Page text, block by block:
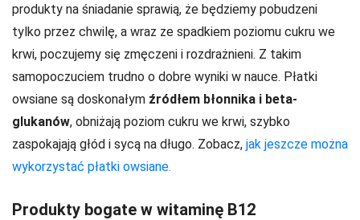
produkty na śniadanie sprawią, że będziemy pobudzeni
tylko przez chwilę, a wraz ze spadkiem poziomu cukru we
krwi, poczujemy się zmęczeni i rozdrażnieni. Z takim
samopoczuciem trudno o dobre wyniki w nauce. Płatki
owsiane są doskonałym źródłem błonnika i beta-
glukanów, obniżają poziom cukru we krwi, szybko
zaspokajają głód i sycą na długo. Zobacz, jak jeszcze można
wykorzystać płatki owsiane.
Produkty bogate w witaminę B12